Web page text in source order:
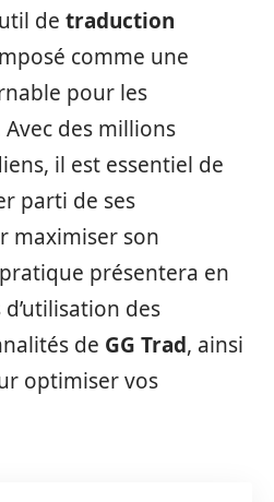
de traduction
comme une
pour les
des millions
il est essentiel de
parti de ses
maximiser son
présentera en
des
de GG Trad, ainsi
optimiser vos